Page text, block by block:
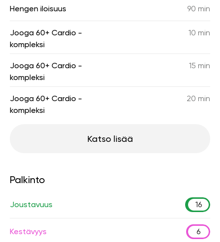
Hengen iloisuus 90 min
Jooga 60+ Cardio -
kompleksi
10 min
Jooga 60+ Cardio -
kompleksi
15 min
Jooga 60+ Cardio -
kompleksi
20 min
Katso lisää
Palkinto
Joustavuus 16
Kestävyys 6